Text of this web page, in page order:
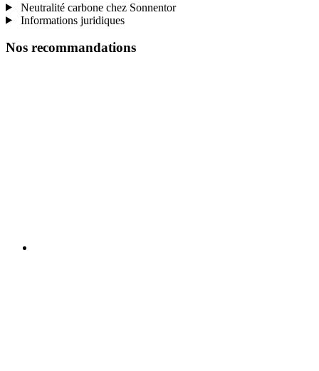
Neutralité carbone chez Sonnentor
Informations juridiques
Nos recommandations